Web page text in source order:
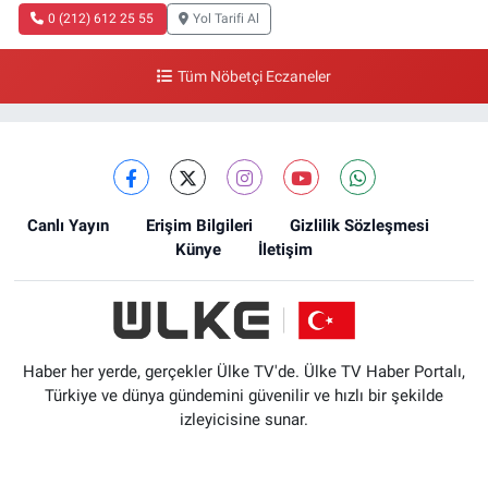
0 (212) 612 25 55 Yol Tarifi Al
Tüm Nöbetçi Eczaneler
Canlı Yayın Erişim Bilgileri
Gizlilik Sözleşmesi
Künye
İletişim
Haber her yerde, gerçekler Ülke TV'de. Ülke TV Haber Portalı,
Türkiye ve dünya gündemini güvenilir ve hızlı bir şekilde
izleyicisine sunar.